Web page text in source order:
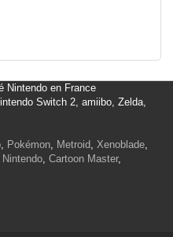
Nintendo en France
Switch 2, amiibo, Zelda,
, Pokémon, Metroid, Xenoblade,
Nintendo, Cartoon Master,